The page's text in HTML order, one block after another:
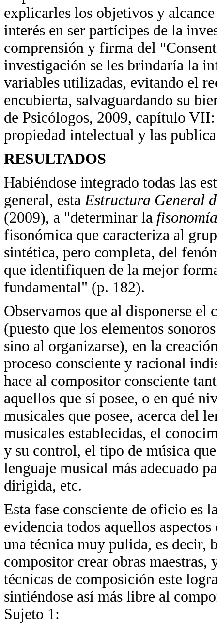
explicarles los objetivos y
interés en ser partícipes de la
comprensión y firma del
investigación se les brindaría la
variables utilizadas, evitando el
encubierta, salvaguardando su
de Psicólogos, 2009, capítulo
propiedad intelectual y las
RESULTADOS
Habiéndose integrado todas las
general, esta Estructura General
(2009), a "determinar la
fisonómica que caracteriza al
sintética, pero completa, del
que identifiquen de la mejor
fundamental" (p. 182).
Observamos que al disponerse el
(puesto que los elementos
sino al organizarse), en la
proceso consciente y racional
hace al compositor consciente
aquellos que sí posee, o en qué
musicales que posee, acerca del
musicales establecidas, el
y su control, el tipo de música
lenguaje musical más adecuado
dirigida, etc.
Esta fase consciente de oficio es
evidencia todos aquellos
una técnica muy pulida, es decir,
compositor crear obras maestras,
técnicas de composición este
sintiéndose así más libre al
Sujeto 1: